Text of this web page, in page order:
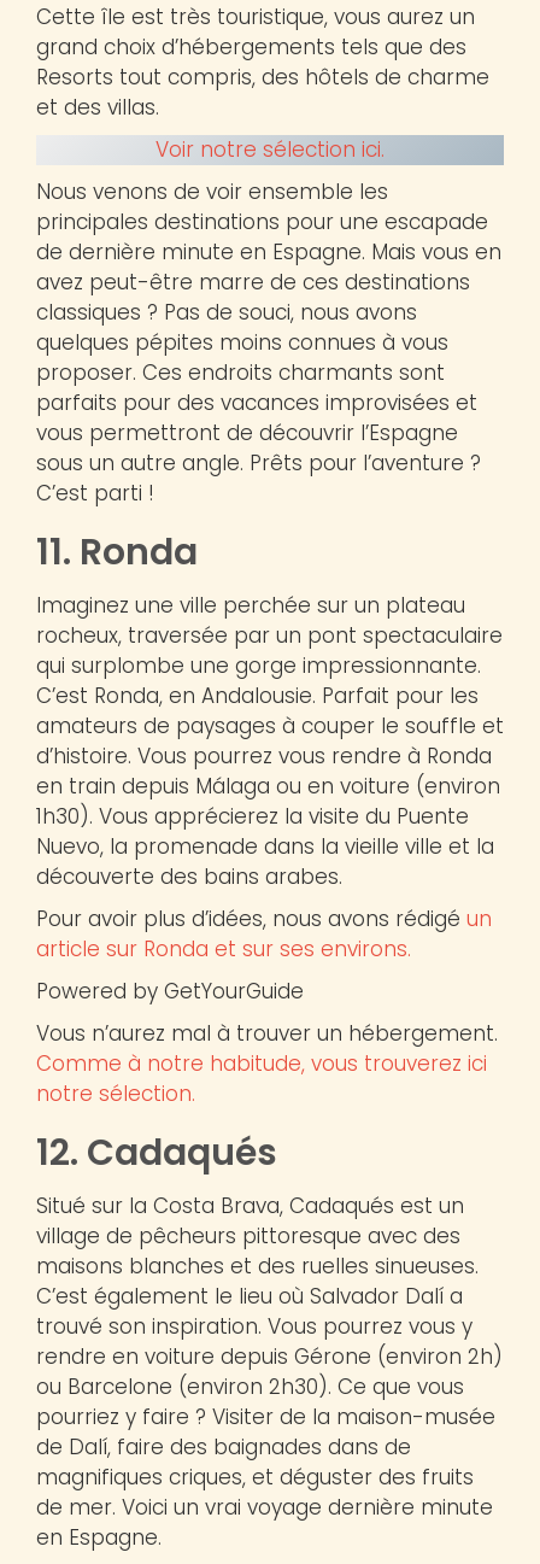
Cette île est très touristique, vous aurez un
grand choix d’hébergements tels que des
Resorts tout compris, des hôtels de charme
et des villas.
Voir notre sélection ici.
Nous venons de voir ensemble les
principales destinations pour une escapade
de dernière minute en Espagne. Mais vous en
avez peut-être marre de ces destinations
classiques ? Pas de souci, nous avons
quelques pépites moins connues à vous
proposer. Ces endroits charmants sont
parfaits pour des vacances improvisées et
vous permettront de découvrir l’Espagne
sous un autre angle. Prêts pour l’aventure ?
C’est parti !
11. Ronda
Imaginez une ville perchée sur un plateau
rocheux, traversée par un pont spectaculaire
qui surplombe une gorge impressionnante.
C’est Ronda, en Andalousie. Parfait pour les
amateurs de paysages à couper le souffle et
d’histoire. Vous pourrez vous rendre à Ronda
en train depuis Málaga ou en voiture (environ
1h30). Vous apprécierez la visite du Puente
Nuevo, la promenade dans la vieille ville et la
découverte des bains arabes.
Pour avoir plus d’idées, nous avons rédigé un
article sur Ronda et sur ses environs.
Powered by GetYourGuide
Vous n’aurez mal à trouver un hébergement.
Comme à notre habitude, vous trouverez ici
notre sélection.
12. Cadaqués
Situé sur la Costa Brava, Cadaqués est un
village de pêcheurs pittoresque avec des
maisons blanches et des ruelles sinueuses.
C’est également le lieu où Salvador Dalí a
trouvé son inspiration. Vous pourrez vous y
rendre en voiture depuis Gérone (environ 2h)
ou Barcelone (environ 2h30). Ce que vous
pourriez y faire ? Visiter de la maison-musée
de Dalí, faire des baignades dans de
magnifiques criques, et déguster des fruits
de mer. Voici un vrai voyage dernière minute
en Espagne.